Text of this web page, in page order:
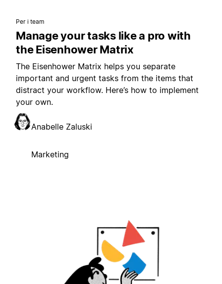
Per i team
Manage your tasks like a pro with
the Eisenhower Matrix
The Eisenhower Matrix helps you separate
important and urgent tasks from the items that
distract your workflow. Here’s how to implement
your own.
Anabelle Zaluski
Marketing